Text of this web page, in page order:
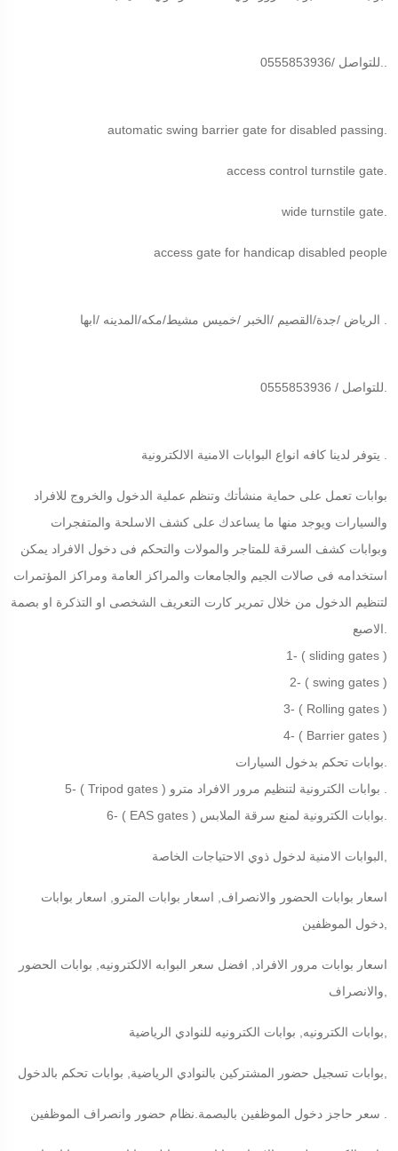
automatic swing barrier gate for disabled passing.
access control turnstile gate.
wide turnstile gate.
access gate for handicap disabled people
بوابات تعمل على حماية منشأتك وتنظم عملية الدخول والخروج للافراد
والسيارات ويوجد منها ما يساعدك على كشف الاسلحة والمتفجرات
وبوابات كشف السرقة للمتاجر والمولات والتحكم فى دخول الافراد يمكن
استخدامه فى صالات الجيم والجامعات والمراكز العامة ومراكز المؤتمرات
لتنظيم الدخول من خلال تمرير كارت التعريف الشخصى او التذكرة او بصمة
1- ( sliding gates )
2- ( swing gates )
3- ( Rolling gates )
4- ( Barrier gates )
اسعار بوابات الحضور والانصراف, اسعار بوابات المترو, اسعار بوابات
اسعار بوابات مرور الافراد, افضل سعر البوابه الالكترونيه, بوابات الحضور